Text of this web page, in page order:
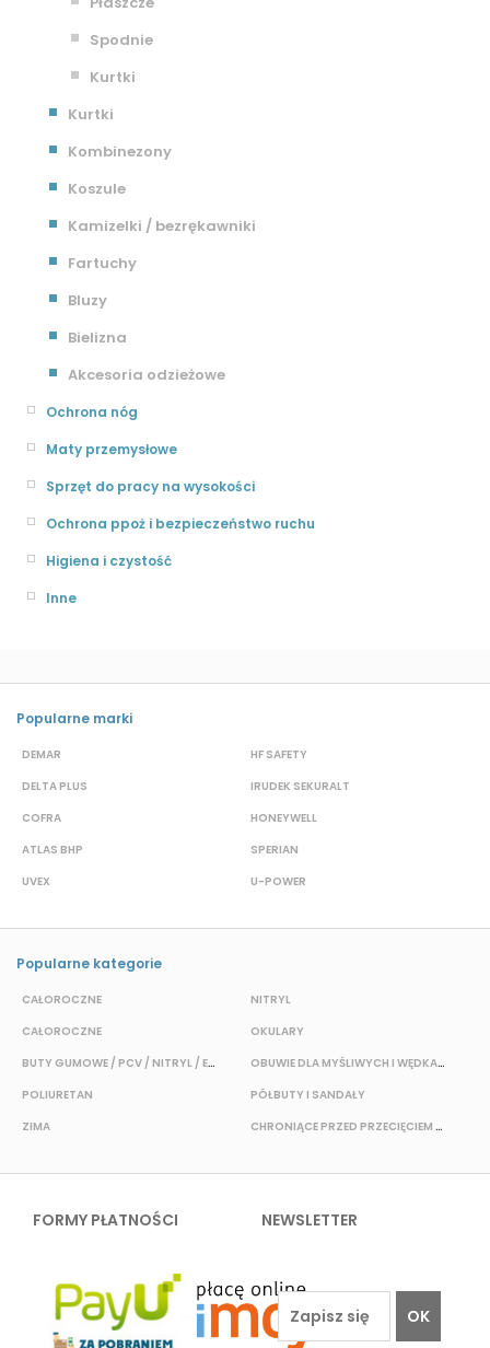
Spodnie
Kurtki
Kurtki
Kombinezony
Koszule
Kamizelki / bezrękawniki
Fartuchy
Bluzy
Bielizna
Akcesoria odzieżowe
Ochrona nóg
Maty przemysłowe
Sprzęt do pracy na wysokości
Ochrona ppoż i bezpieczeństwo ruchu
Higiena i czystość
Inne
Popularne marki
DEMAR
DELTA PLUS
COFRA
ATLAS BHP
UVEX
HF SAFETY
IRUDEK SEKURALT
HONEYWELL
SPERIAN
U-POWER
Popularne kategorie
CAŁOROCZNE
CAŁOROCZNE
BUTY GUMOWE / PCV / NITRYL / EVA
POLIURETAN
ZIMA
NITRYL
OKULARY
OBUWIE DLA MYŚLIWYCH I WĘDKARZY
PÓŁBUTY I SANDAŁY
CHRONIĄCE PRZED PRZECIĘCIEM I PRZEKŁUCIEM
FORMY PŁATNOŚCI NEWSLETTER
OK